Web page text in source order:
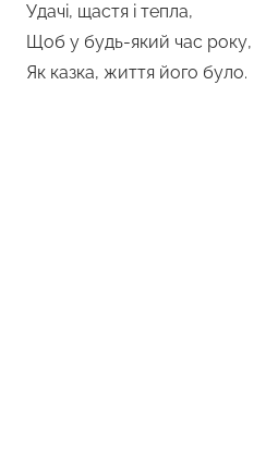
Удачі, щастя і тепла,
Щоб у будь-який час року,
Як казка, життя його було.